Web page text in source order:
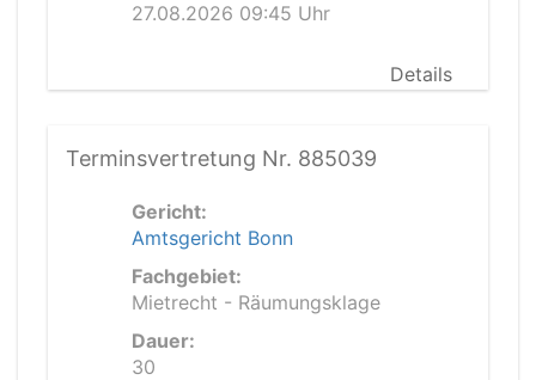
27.08.2026 09:45 Uhr
Details
Terminsvertretung Nr. 885039
Gericht:
Amtsgericht Bonn
Fachgebiet:
Mietrecht - Räumungsklage
Dauer:
30